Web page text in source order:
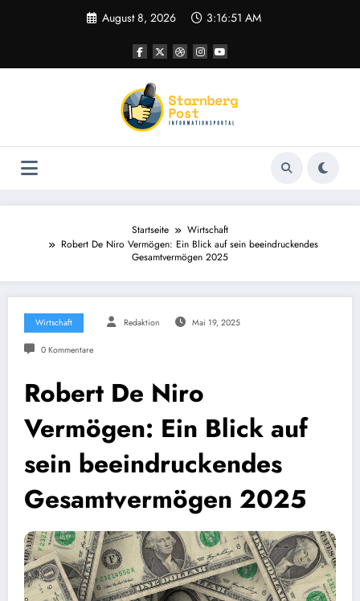
August 8, 2026 3:16:52 AM
Startseite
Wirtschaft
Robert De Niro Vermögen: Ein Blick auf sein beeindruckendes
Gesamtvermögen 2025
Wirtschaft Redaktion Mai 19, 2025
0 Kommentare
Robert De Niro
Vermögen: Ein Blick auf
sein beeindruckendes
Gesamtvermögen 2025